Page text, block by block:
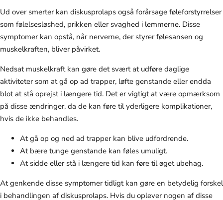
Ud over smerter kan diskusprolaps også forårsage føleforstyrrelser
som følelsesløshed, prikken eller svaghed i lemmerne. Disse
symptomer kan opstå, når nerverne, der styrer følesansen og
muskelkraften, bliver påvirket.
Nedsat muskelkraft kan gøre det svært at udføre daglige
aktiviteter som at gå op ad trapper, løfte genstande eller endda
blot at stå oprejst i længere tid. Det er vigtigt at være opmærksom
på disse ændringer, da de kan føre til yderligere komplikationer,
hvis de ikke behandles.
At gå op og ned ad trapper kan blive udfordrende.
At bære tunge genstande kan føles umuligt.
At sidde eller stå i længere tid kan føre til øget ubehag.
At genkende disse symptomer tidligt kan gøre en betydelig forskel
i behandlingen af diskusprolaps. Hvis du oplever nogen af disse